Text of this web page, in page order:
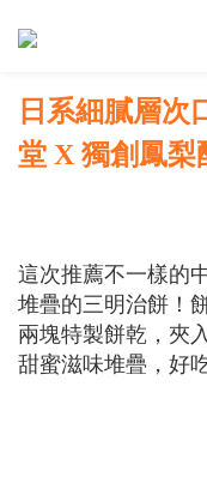
日系細膩層次
堂 X 獨創鳳梨
這次推薦不一樣的
堆疊的三明治餅！
兩塊特製餅乾，夾
甜蜜滋味堆疊，好